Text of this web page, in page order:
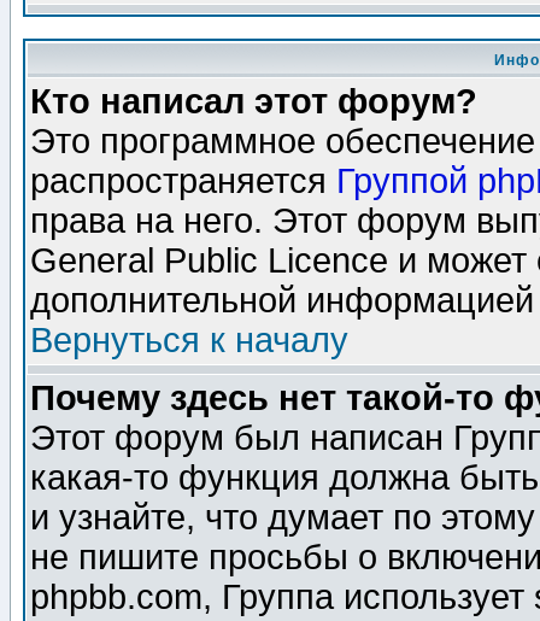
Кто написал этот форум?
Это программное
распространяется Группой
права на него. Этот форум
General Public Licence и может
дополнительной
Вернуться к началу
Почему здесь нет такой-то
Этот форум был написан
какая-то функция должна
и узнайте, что думает по
не пишите просьбы о
phpbb.com, Группа